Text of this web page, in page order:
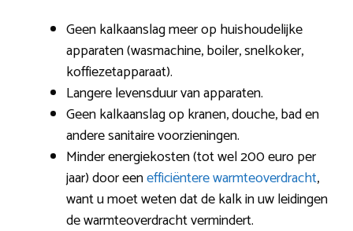
Geen kalkaanslag meer op huishoudelijke
apparaten (wasmachine, boiler, snelkoker,
koffiezetapparaat).
Langere levensduur van apparaten.
Geen kalkaanslag op kranen, douche, bad en
andere sanitaire voorzieningen.
Minder energiekosten (tot wel 200 euro per
jaar) door eenefficiëntere warmteoverdracht,
want u moet weten dat de kalk in uw leidingen
de warmteoverdracht vermindert.